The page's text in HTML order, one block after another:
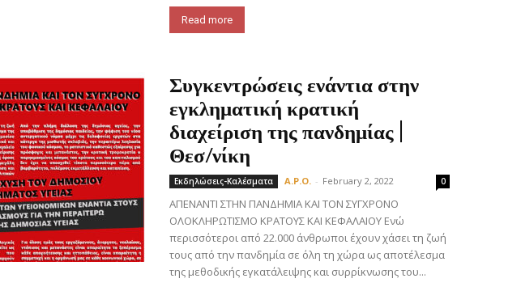
Read more
Συγκεντρώσεις ενάντια στην
εγκληματική κρατική
διαχείριση της πανδημίας |
Θεσ/νίκη
Εκδηλώσεις-Καλέσματα A.P.O. - February 2, 2022 0
ΑΠΕΝΑΝΤΙ ΣΤΗΝ ΠΑΝΔΗΜΙΑ ΚΑΙ ΤΟΝ ΣΥΓΧΡΟΝΟ
ΟΛΟΚΛΗΡΩΤΙΣΜΟ ΚΡΑΤΟΥΣ ΚΑΙ ΚΕΦΑΛΑΙΟΥ Ενώ
περισσότεροι από 22.000 άνθρωποι έχουν χάσει τη ζωή
τους από την πανδημία σε όλη τη χώρα ως αποτέλεσμα
της μεθοδικής εγκατάλειψης και συρρίκνωσης του...